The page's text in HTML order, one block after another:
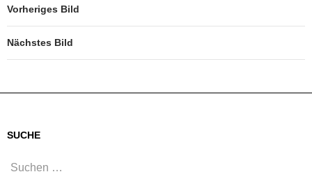
Vorheriges Bild
Nächstes Bild
SUCHE
Suchen